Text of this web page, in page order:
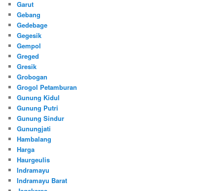
Garut
Gebang
Gedebage
Gegesik
Gempol
Greged
Gresik
Grobogan
Grogol Petamburan
Gunung Kidul
Gunung Putri
Gunung Sindur
Gunungjati
Hambalang
Harga
Haurgeulis
Indramayu
Indramayu Barat